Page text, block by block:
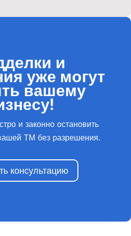
и
уже могут
вашему
и законно остановить
ТМ без разрешения.
консультацию